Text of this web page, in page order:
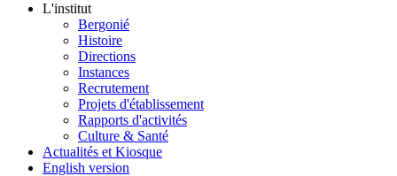
L'institut
Bergonié
Histoire
Directions
Instances
Recrutement
Projets d'établissement
Rapports d'activités
Culture & Santé
Actualités et Kiosque
English version